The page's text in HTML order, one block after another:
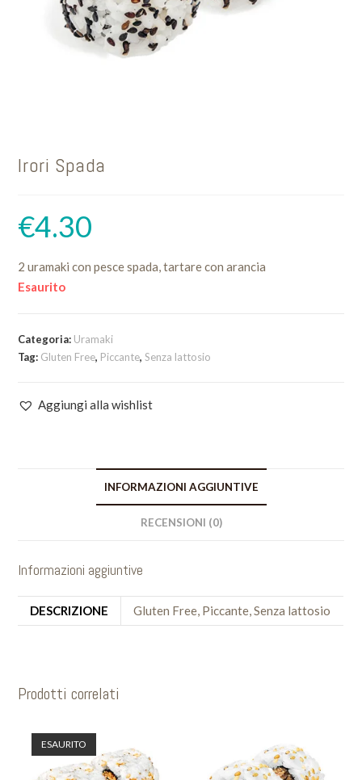
Irori Spada
€4.30
2 uramaki con pesce spada, tartare con arancia
Esaurito
Categoria: Uramaki
Tag: Gluten Free, Piccante,Senza lattosio
Aggiungi alla wishlist
INFORMAZIONI AGGIUNTIVE
RECENSIONI (0)
Informazioni aggiuntive
DESCRIZIONE Gluten Free, Piccante, Senza lattosio
Prodotti correlati
ESAURITO